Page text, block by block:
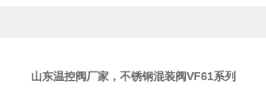
山东温控阀厂家，不锈钢混装阀VF61系列